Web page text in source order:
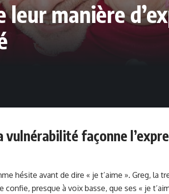
leur manière
vulnérabilité façonne
hésite avant de dire « je t’aime ». Greg, la
confie, presque à voix basse, que ses « je